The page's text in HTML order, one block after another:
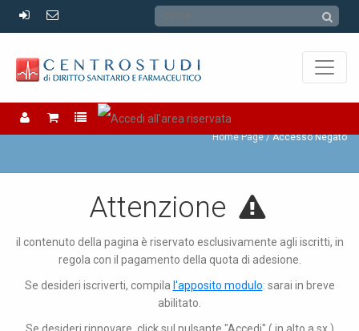
Accesso Negato
Home Page Accesso Negato
Attenzione
il contenuto della pagina è riservato esclusivamente agli iscritti, in
regola con il pagamento della quota di adesione.
Se desideri iscriverti, compila l'apposito modulo: sarai in breve
abilitato.